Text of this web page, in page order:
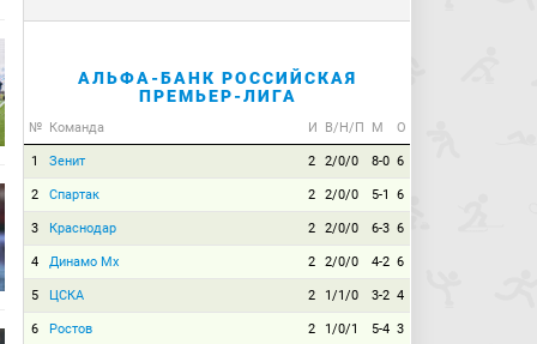
АЛЬФА-БАНК РОССИЙСКАЯ
ПРЕМЬЕР-ЛИГА
№ Команда И В/Н/П М О
1 Зенит 2 2/0/0 8-0 6
2 Спартак 2 2/0/0 5-1 6
3 Краснодар 2 2/0/0 6-3 6
4 Динамо Мх 2 2/0/0 4-2 6
5 ЦСКА 2 1/1/0 3-2 4
6 Ростов 2 1/0/1 5-4 3